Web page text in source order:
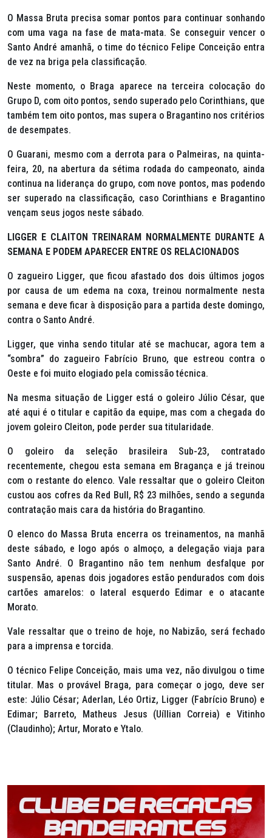
O Massa Bruta precisa somar pontos para continuar sonhando
com uma vaga na fase de mata-mata. Se conseguir vencer o
Santo André amanhã, o time do técnico Felipe Conceição entra
de vez na briga pela classificação.
Neste momento, o Braga aparece na terceira colocação do
Grupo D, com oito pontos, sendo superado pelo Corinthians, que
também tem oito pontos, mas supera o Bragantino nos critérios
de desempates.
O Guarani, mesmo com a derrota para o Palmeiras, na quinta-
feira, 20, na abertura da sétima rodada do campeonato, ainda
continua na liderança do grupo, com nove pontos, mas podendo
ser superado na classificação, caso Corinthians e Bragantino
vençam seus jogos neste sábado.
LIGGER E CLAITON TREINARAM NORMALMENTE DURANTE A
SEMANA E PODEM APARECER ENTRE OS RELACIONADOS
O zagueiro Ligger, que ficou afastado dos dois últimos jogos
por causa de um edema na coxa, treinou normalmente nesta
semana e deve ficar à disposição para a partida deste domingo,
contra o Santo André.
Ligger, que vinha sendo titular até se machucar, agora tem a
“sombra” do zagueiro Fabrício Bruno, que estreou contra o
Oeste e foi muito elogiado pela comissão técnica.
Na mesma situação de Ligger está o goleiro Júlio César, que
até aqui é o titular e capitão da equipe, mas com a chegada do
jovem goleiro Cleiton, pode perder sua titularidade.
O goleiro da seleção brasileira Sub-23, contratado
recentemente, chegou esta semana em Bragança e já treinou
com o restante do elenco. Vale ressaltar que o goleiro Cleiton
custou aos cofres da Red Bull, R$ 23 milhões, sendo a segunda
contratação mais cara da história do Bragantino.
O elenco do Massa Bruta encerra os treinamentos, na manhã
deste sábado, e logo após o almoço, a delegação viaja para
Santo André. O Bragantino não tem nenhum desfalque por
suspensão, apenas dois jogadores estão pendurados com dois
cartões amarelos: o lateral esquerdo Edimar e o atacante
Morato.
Vale ressaltar que o treino de hoje, no Nabizão, será fechado
para a imprensa e torcida.
O técnico Felipe Conceição, mais uma vez, não divulgou o time
titular. Mas o provável Braga, para começar o jogo, deve ser
este: Júlio César; Aderlan, Léo Ortiz, Ligger (Fabrício Bruno) e
Edimar; Barreto, Matheus Jesus (Uíllian Correia) e Vitinho
(Claudinho); Artur, Morato e Ytalo.